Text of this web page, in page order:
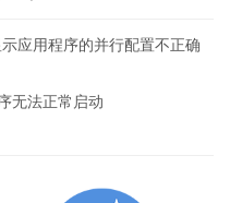
应用程序的并行配置不正确
无法正常启动